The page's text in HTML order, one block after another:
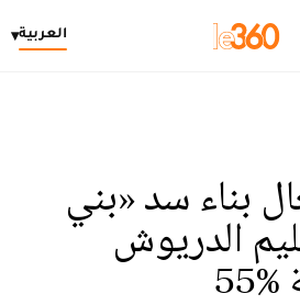
العربية▾
بناء سد «بني
الدريوش